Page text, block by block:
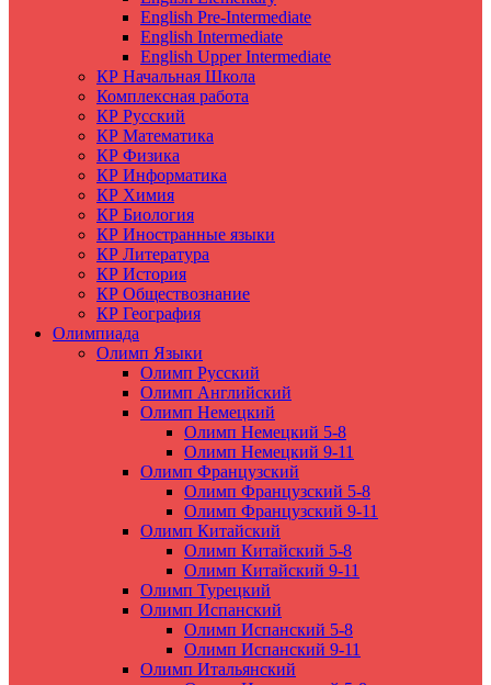
English Pre-Intermediate
English Intermediate
English Upper Intermediate
КР Начальная Школа
Комплексная работа
КР Русский
КР Математика
КР Физика
КР Информатика
КР Химия
КР Биология
КР Иностранные языки
КР Литература
КР История
КР Обществознание
КР География
Олимпиада
Олимп Языки
Олимп Русский
Олимп Английский
Олимп Немецкий
Олимп Немецкий 5-8
Олимп Немецкий 9-11
Олимп Французский
Олимп Французский 5-8
Олимп Французский 9-11
Олимп Китайский
Олимп Китайский 5-8
Олимп Китайский 9-11
Олимп Турецкий
Олимп Испанский
Олимп Испанский 5-8
Олимп Испанский 9-11
Олимп Итальянский